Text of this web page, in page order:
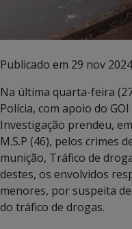
Publicado em 29 nov 2024
Na última quarta-feira
Polícia, com apoio do
Investigação prendeu, em
M.S.P (46), pelos crimes
munição, Tráfico de
destes, os envolvidos
menores, por suspeita
do tráfico de drogas.